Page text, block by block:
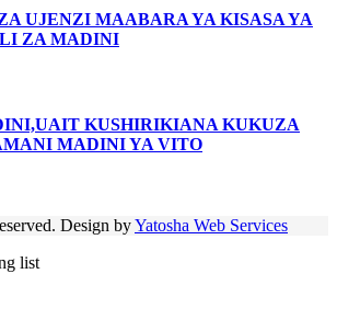
UJENZI MAABARA YA KISASA YA
ZA MADINI
KUSHIRIKIANA KUKUZA
MADINI YA VITO
Design byYatosha Web Services
list